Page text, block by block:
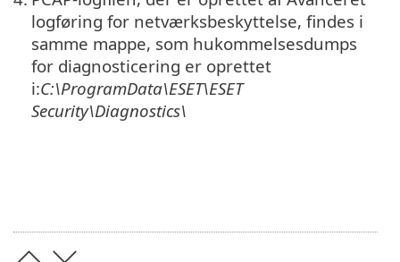
logføring for netværksbeskyttelse, findes i
samme mappe, som hukommelsesdumps
for diagnosticering er oprettet
i:C:\ProgramData\ESET\ESET
Security\Diagnostics\